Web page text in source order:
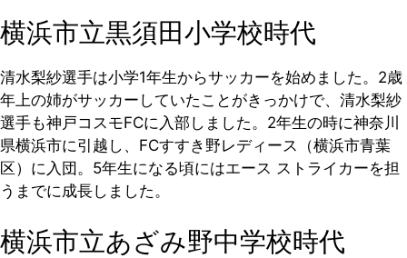
横浜市立黒須田小学校時代
清水梨紗選手は小学1年生からサッカーを始めました。2歳
年上の姉がサッカーしていたことがきっかけで、清水梨紗
選手も神戸コスモFCに入部しました。2年生の時に神奈川
県横浜市に引越し、FCすすき野レディース（横浜市青葉
区）に入団。5年生になる頃にはエース ストライカーを担
うまでに成長しました。
横浜市立あざみ野中学校時代